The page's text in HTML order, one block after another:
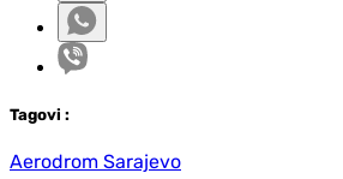
Tagovi :
Aerodrom Sarajevo